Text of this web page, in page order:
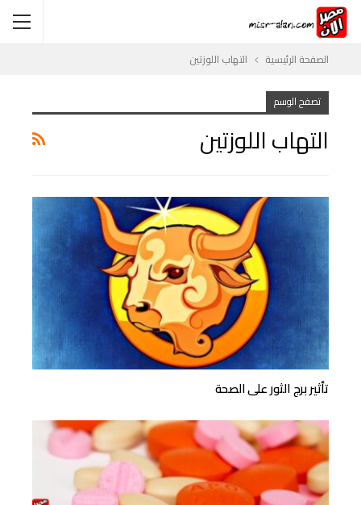
الصفحة الرئيسية التهاب اللوزتين
تصفح الوسم
التهاب اللوزتين
تأثير برج الثور على الصحة